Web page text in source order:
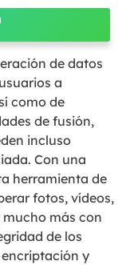
de datos
a
como de
de fusión,
incluso
Con una
herramienta de
fotos, vídeos,
más con
de los
y